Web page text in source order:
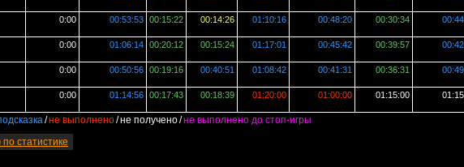
0:00 00:53:53 00:15:22 00:14:26 01:10:16 00:48:20 00:30:34
0:00 01:06:14 00:20:12 00:15:24 01:17:01 00:45:42 00:39:57
0:00 00:50:56 00:19:16 00:40:51 01:08:42 00:41:31 00:36:31
0:00 01:14:56 00:17:43 00:18:39 01:20:00 01:00:00 01:15:00
/не выполнено/не получено/не выполнено до стоп-игры
статистике